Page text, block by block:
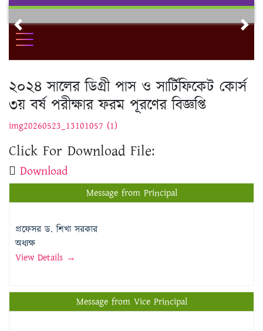
Skip
contentPrevious
২০২৪ সালের ডিগ্রী পাস ও সার্টিফিকেট কোর্স
৩য় বর্ষ পরীক্ষার ফরম পূরণের বিজ্ঞপ্তি
img20260523_13101057 (1)
Click For Download File:
Download
Message from Principal
প্রফেসর ড. শিখা সরকার
অধ্যক্ষ
View Details →
Message from Vice Principal